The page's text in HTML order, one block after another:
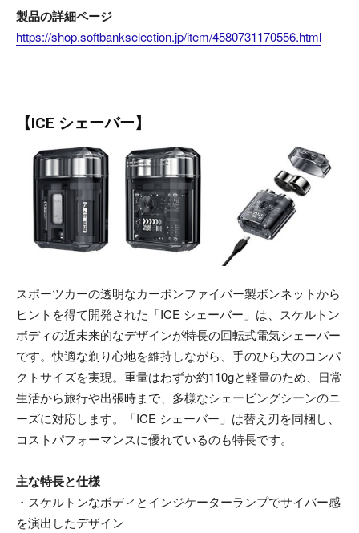
製品の詳細ページ
https://shop.softbankselection.jp/item/4580731170556.html
【ICE シェーバー】
スポーツカーの透明なカーボンファイバー製ボンネットから
ヒントを得て開発された「ICE シェーバー」は、スケルトン
ボディの近未来的なデザインが特長の回転式電気シェーバー
です。快適な剃り心地を維持しながら、手のひら大のコンパ
クトサイズを実現。重量はわずか約110gと軽量のため、日常
生活から旅行や出張時まで、多様なシェービングシーンのニ
ーズに対応します。「ICE シェーバー」は替え刃を同梱し、
コストパフォーマンスに優れているのも特長です。
主な特長と仕様
・スケルトンなボディとインジケーターランプでサイバー感
を演出したデザイン